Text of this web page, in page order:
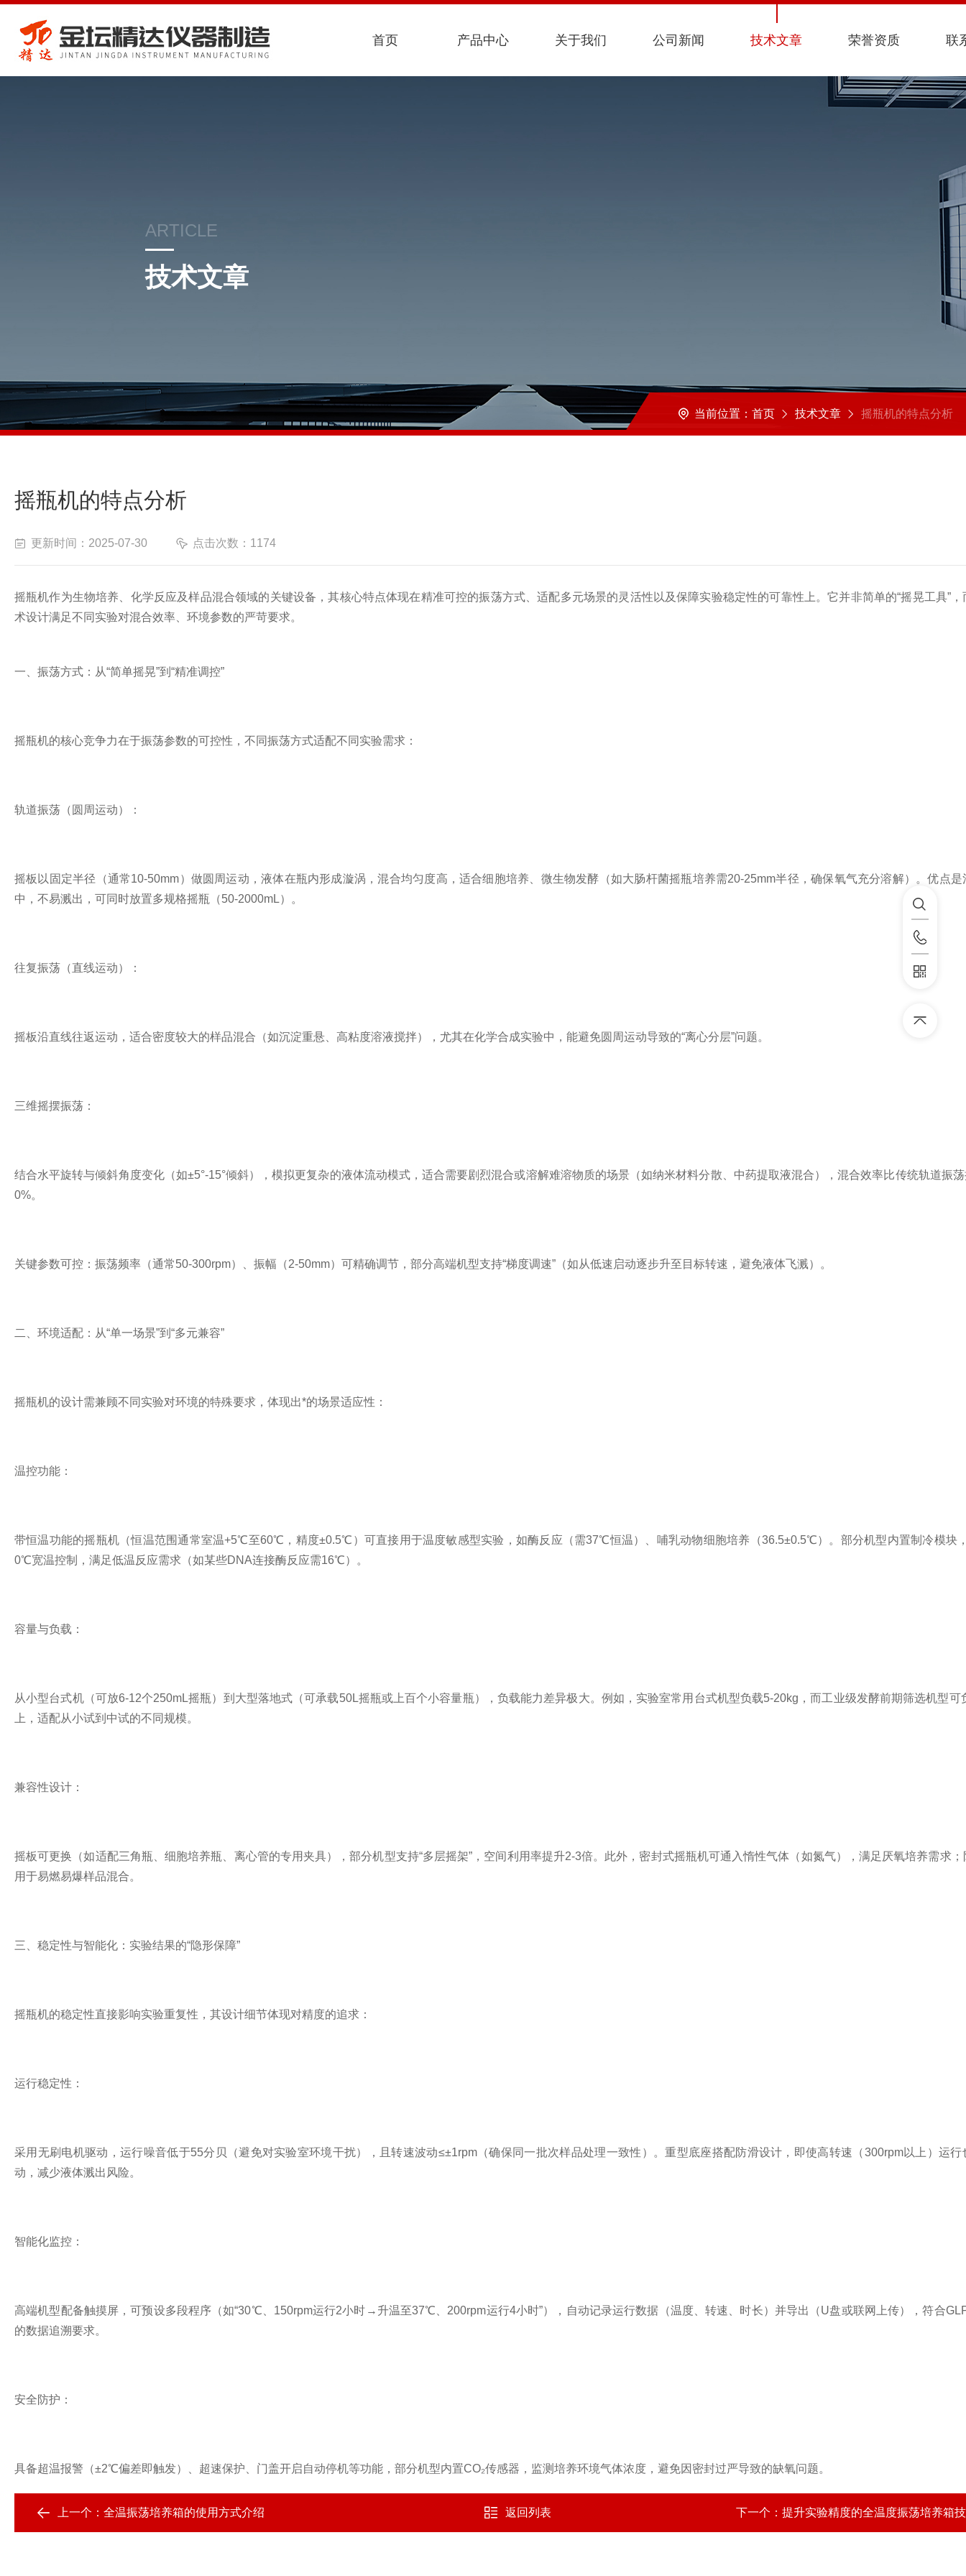
首页 产品中心 关于我们 公司新闻 技术文章 荣誉资质 联
ARTICLE
技术文章
当前位置： 首页 技术文章 摇瓶机的特点分析
摇瓶机的特点分析
更新时间：2025-07-30 点击次数：1174
摇瓶机作为生物培养、化学反应及样品混合领域的关键设备，其核心特点体现在精准可控的振荡方式、适配多元场景的灵活性以及保障实验稳定性的可靠性上。它并非简单的“摇晃工具”
术设计满足不同实验对混合效率、环境参数的严苛要求。
一、振荡方式：从“简单摇晃”到“精准调控”
摇瓶机的核心竞争力在于振荡参数的可控性，不同振荡方式适配不同实验需求：
轨道振荡（圆周运动）：
摇板以固定半径（通常10-50mm）做圆周运动，液体在瓶内形成漩涡，混合均匀度高，适合细胞培养、微生物发酵（如大肠杆菌摇瓶培养需20-25mm半径，确保氧气充分溶解）。优点是
中，不易溅出，可同时放置多规格摇瓶（50-2000mL）。
往复振荡（直线运动）：
摇板沿直线往返运动，适合密度较大的样品混合（如沉淀重悬、高粘度溶液搅拌），尤其在化学合成实验中，能避免圆周运动导致的“离心分层”问题。
三维摇摆振荡：
结合水平旋转与倾斜角度变化（如±5°-15°倾斜），模拟更复杂的液体流动模式，适合需要剧烈混合或溶解难溶物质的场景（如纳米材料分散、中药提取液混合），混合效率比传统轨道振
0%。
关键参数可控：振荡频率（通常50-300rpm）、振幅（2-50mm）可精确调节，部分高端机型支持“梯度调速”（如从低速启动逐步升至目标转速，避免液体飞溅）。
二、环境适配：从“单一场景”到“多元兼容”
摇瓶机的设计需兼顾不同实验对环境的特殊要求，体现出*的场景适应性：
温控功能：
带恒温功能的摇瓶机（恒温范围通常室温+5℃至60℃，精度±0.5℃）可直接用于温度敏感型实验，如酶反应（需37℃恒温）、哺乳动物细胞培养（36.5±0.5℃）。部分机型内置制冷模块
0℃宽温控制，满足低温反应需求（如某些DNA连接酶反应需16℃）。
容量与负载：
从小型台式机（可放6-12个250mL摇瓶）到大型落地式（可承载50L摇瓶或上百个小容量瓶），负载能力差异极大。例如，实验室常用台式机型负载5-20kg，而工业级发酵前期筛选机型可
上，适配从小试到中试的不同规模。
兼容性设计：
摇板可更换（如适配三角瓶、细胞培养瓶、离心管的专用夹具），部分机型支持“多层摇架”，空间利用率提升2-3倍。此外，密封式摇瓶机可通入惰性气体（如氮气），满足厌氧培养需求
用于易燃易爆样品混合。
三、稳定性与智能化：实验结果的“隐形保障”
摇瓶机的稳定性直接影响实验重复性，其设计细节体现对精度的追求：
运行稳定性：
采用无刷电机驱动，运行噪音低于55分贝（避免对实验室环境干扰），且转速波动≤±1rpm（确保同一批次样品处理一致性）。重型底座搭配防滑设计，即使高转速（300rpm以上）运行
动，减少液体溅出风险。
智能化监控：
高端机型配备触摸屏，可预设多段程序（如“30℃、150rpm运行2小时→升温至37℃、200rpm运行4小时”），自动记录运行数据（温度、转速、时长）并导出（U盘或联网上传），符合
的数据追溯要求。
安全防护：
具备超温报警（±2℃偏差即触发）、超速保护、门盖开启自动停机等功能，部分机型内置CO₂传感器，监测培养环境气体浓度，避免因密封过严导致的缺氧问题。
上一个： 全温振荡培养箱的使用方式介绍 返回列表 下一个： 提升实验精度的全温度振荡培养箱